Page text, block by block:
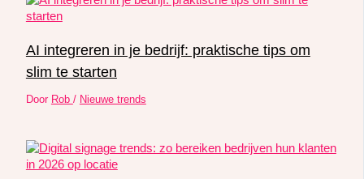
AI integreren in je bedrijf: praktische tips om
slim te starten
Door Rob / Nieuwe trends